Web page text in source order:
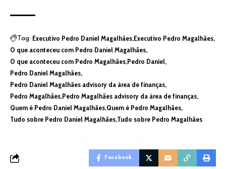
Tag: Executivo Pedro Daniel Magalhães Executivo Pedro Magalhães
O que aconteceu com Pedro Daniel Magalhães
O que aconteceu com Pedro Magalhães Pedro Daniel
Pedro Daniel Magalhães
Pedro Daniel Magalhães advisory da área de finanças
Pedro Magalhães Pedro Magalhães advisory da área de finanças
Quem é Pedro Daniel Magalhães Quem é Pedro Magalhães
Tudo sobre Pedro Daniel Magalhães Tudo sobre Pedro Magalhães
Facebook